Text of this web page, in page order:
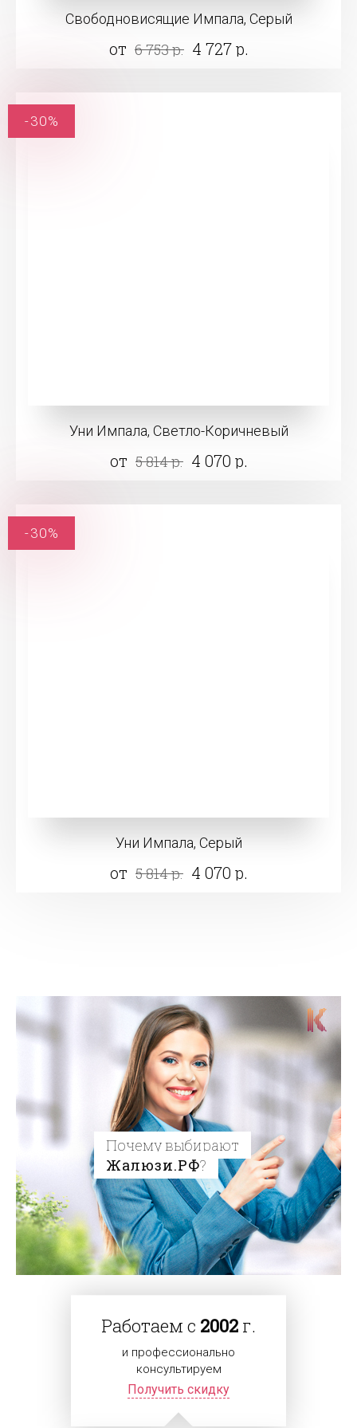
Свободновисящие Импала, Серый
от 6 753 р. 4 727 р.
Уни Импала, Светло-Коричневый
от 5 814 р. 4 070 р.
-30%
Уни Импала, Серый
от 5 814 р. 4 070 р.
-30%
Почему выбирают
Жалюзи.РФ?
Работаем с 2002 г.
и профессионально
консультируем
Получить скидку